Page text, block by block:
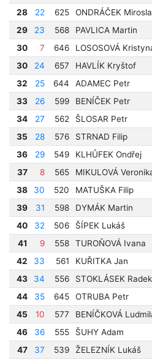
28
22 625 ONDRÁČEK
29
23 568 PAVLICA Martin
30
7 646 LOSOSOVÁ
30
24 657 HAVLÍK Kryštof
32
25 644 ADAMEC Petr
33
26 599 BENÍČEK Petr
34
27 562 ŠLOSAR Petr
35
28 576 STRNAD Filip
36
29 549 KLHŮFEK Ondřej
37
8 565 MIKULOVÁ
38
30 520 MATUŠKA Filip
39
31 598 DYMÁK Martin
40
32 506 ŠÍPEK Lukáš
41
9 558 TUROŇOVÁ Ivana
42
33 561 KUŘITKA Jan
43
34 556 STOKLÁSEK Radek
44
35 645 OTRUBA Petr
45
10 577 BENÍČKOVÁ
46
36 555 ŠUHY Adam
47
37 539 ŽELEZNÍK Lukáš